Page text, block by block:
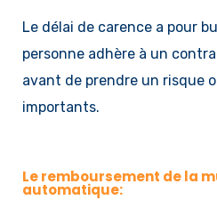
Le délai de carence a pour
personne adhère à un
avant de prendre un risque
importants.
Le remboursement de la
automatique: